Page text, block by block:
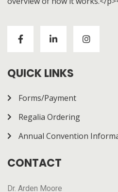
about a game combining risk
how it works.
QUICK LINKS
Forms/Payment
Regalia Ordering
Annual Convention
CONTACT
Dr. Arden Moore